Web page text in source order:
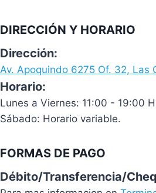
DIRECCIÓN Y HORARIO
Dirección:
Av. Apoquindo 6275 Of. 32, Las
Horario:
Lunes a Viernes: 11:00 - 19:00
Sábado: Horario variable.
FORMAS DE PAGO
Débito/Transferencia/